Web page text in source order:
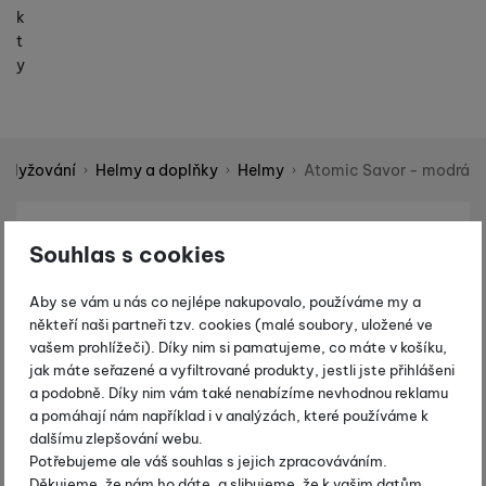
Souhlas s cookies
Aby se vám u nás co nejlépe nakupovalo, používáme my a
někteří naši partneři tzv. cookies (malé soubory, uložené ve
vašem prohlížeči). Díky nim si pamatujeme, co máte v košíku,
jak máte seřazené a vyfiltrované produkty, jestli jste přihlášeni
a podobně. Díky nim vám také nenabízíme nevhodnou reklamu
a pomáhají nám například i v analýzách, které používáme k
dalšímu zlepšování webu.
Potřebujeme ale váš souhlas s jejich zpracováváním.
k
t
y
lyžování Helmy a doplňky Helmy Atomic Savor - modrá